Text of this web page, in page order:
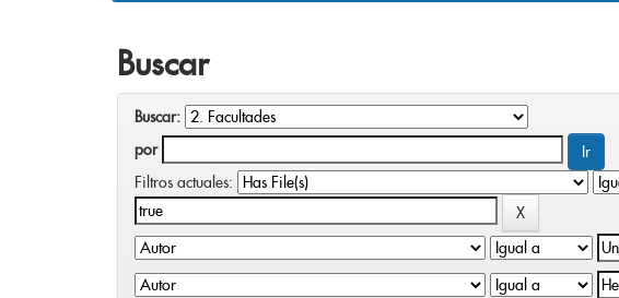
Buscar
Buscar:
por
Filtros actuales: